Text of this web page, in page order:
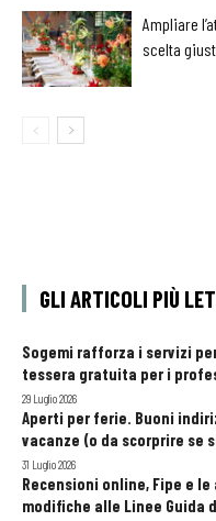
Ampliare
scelta
GLI ARTICOLI PIÙ
Sogemi rafforza i servizi
tessera gratuita per i
29 Luglio 2026
Aperti per ferie. Buoni
vacanze (o da scorprire se
31 Luglio 2026
Recensioni online, Fipe e
modifiche alle Linee Guida